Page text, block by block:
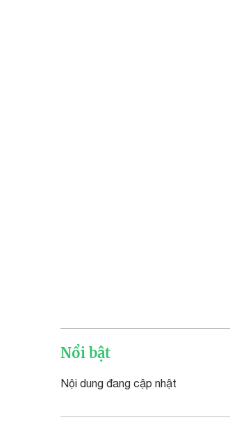
Nổi bật
Nội dung đang cập nhật